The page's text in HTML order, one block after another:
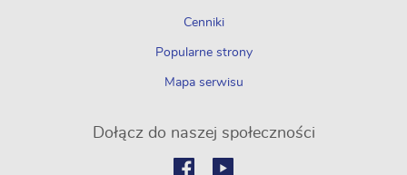
Cenniki
Popularne strony
Mapa serwisu
Dołącz do naszej społeczności